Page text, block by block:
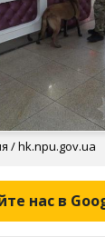
/ hk.npu.gov.ua
нас в